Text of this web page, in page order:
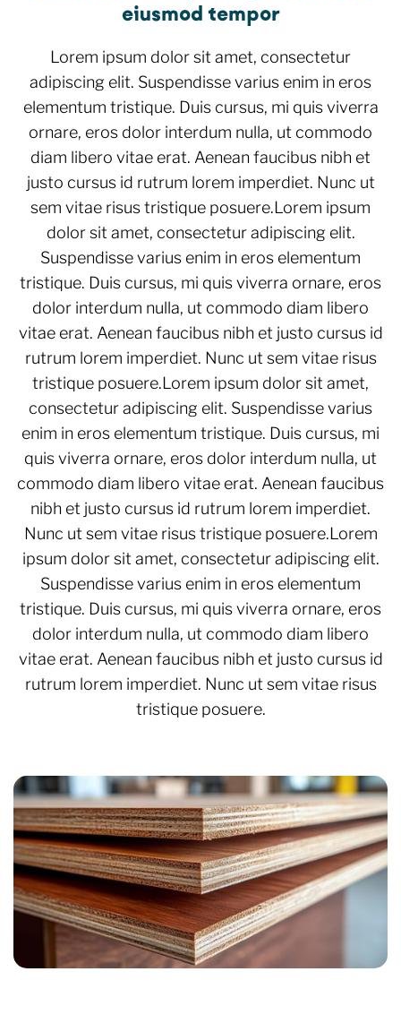
eiusmod tempor
Lorem ipsum dolor sit amet, consectetur
adipiscing elit. Suspendisse varius enim in eros
elementum tristique. Duis cursus, mi quis viverra
ornare, eros dolor interdum nulla, ut commodo
diam libero vitae erat. Aenean faucibus nibh et
justo cursus id rutrum lorem imperdiet. Nunc ut
sem vitae risus tristique posuere.Lorem ipsum
dolor sit amet, consectetur adipiscing elit.
Suspendisse varius enim in eros elementum
tristique. Duis cursus, mi quis viverra ornare, eros
dolor interdum nulla, ut commodo diam libero
vitae erat. Aenean faucibus nibh et justo cursus id
rutrum lorem imperdiet. Nunc ut sem vitae risus
tristique posuere.Lorem ipsum dolor sit amet,
consectetur adipiscing elit. Suspendisse varius
enim in eros elementum tristique. Duis cursus, mi
quis viverra ornare, eros dolor interdum nulla, ut
commodo diam libero vitae erat. Aenean faucibus
nibh et justo cursus id rutrum lorem imperdiet.
Nunc ut sem vitae risus tristique posuere.Lorem
ipsum dolor sit amet, consectetur adipiscing elit.
Suspendisse varius enim in eros elementum
tristique. Duis cursus, mi quis viverra ornare, eros
dolor interdum nulla, ut commodo diam libero
vitae erat. Aenean faucibus nibh et justo cursus id
rutrum lorem imperdiet. Nunc ut sem vitae risus
tristique posuere.